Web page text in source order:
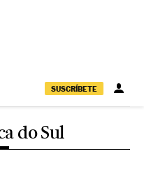
SUSCRÍBETE
do Sul